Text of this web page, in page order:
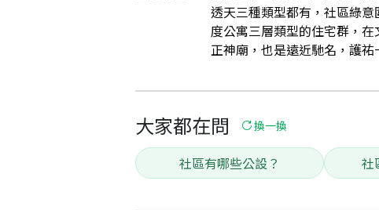
透天三種類型都有，社區綠
度公寓三層類型的住宅群，
正神廟，也是遠近馳名，護
大家都在問 換一換
社區有哪些公設？ 社